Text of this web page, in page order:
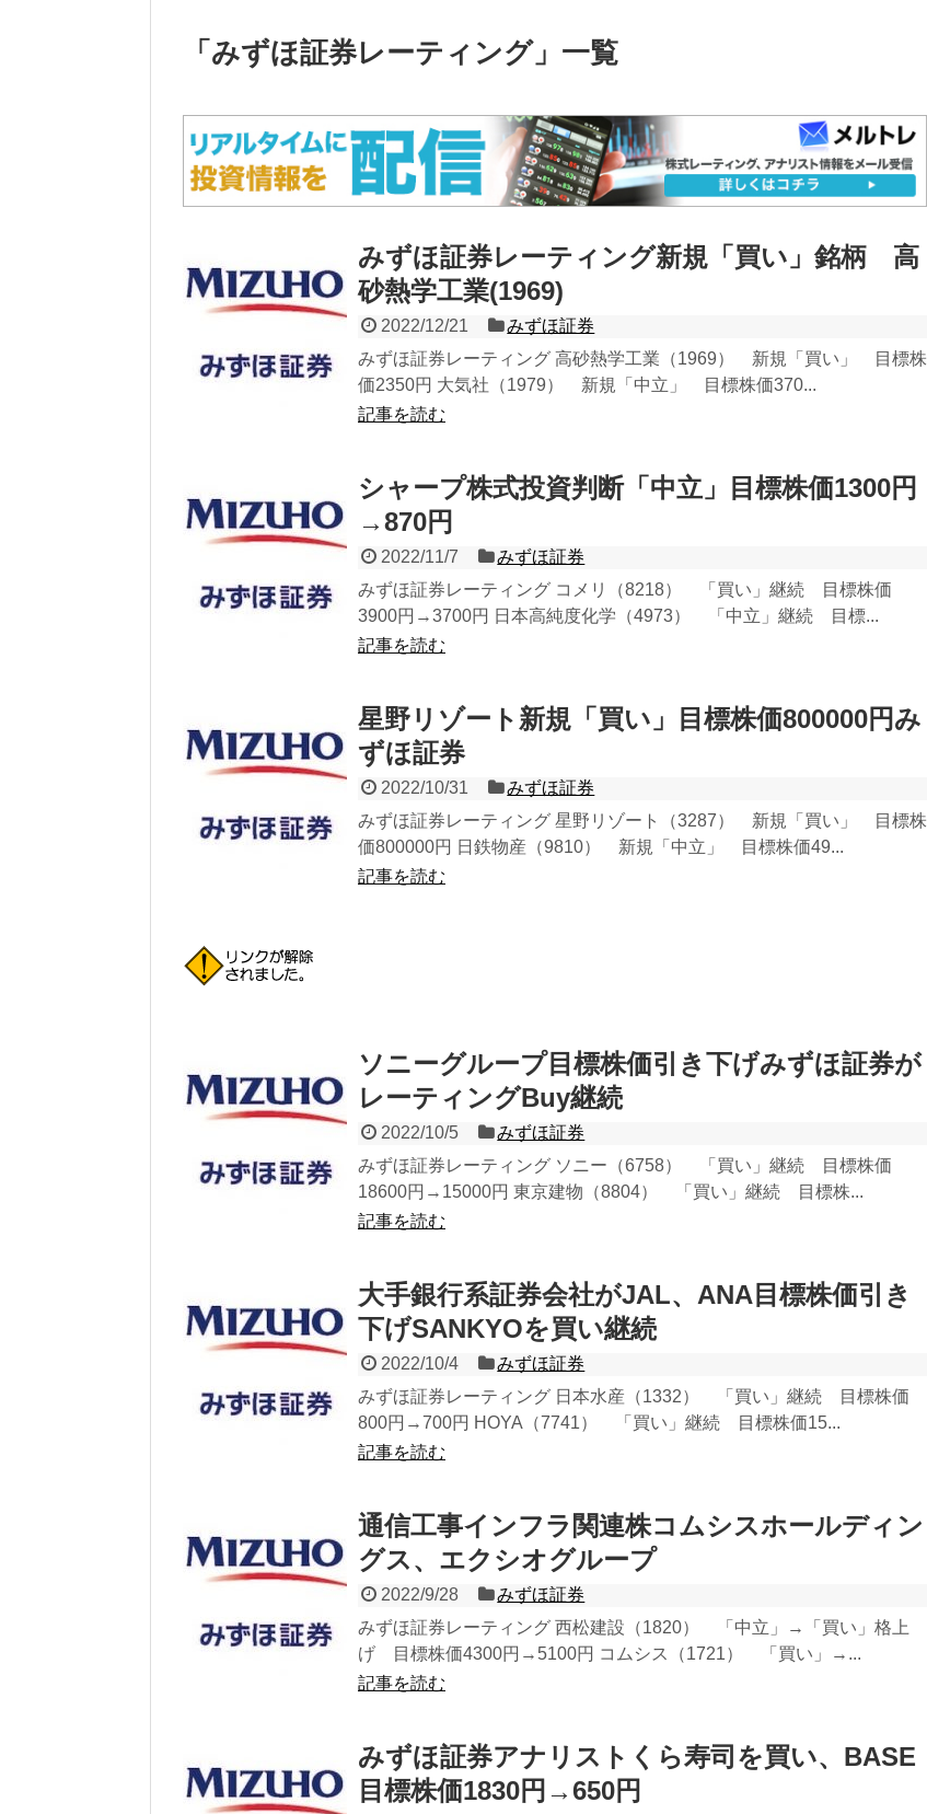
「 みずほ証券レーティング」 一覧
みずほ証券レーティング新規「買い」銘柄 高
砂熱学工業(1969)
2022/12/21
みずほ証券
みずほ証券レーティング 高砂熱学工業（1969） 新規「買い」 目標株
価2350円 大気社（1979） 新規「中立」 目標株価370...
記事を読む
シャープ株式投資判断「中立」目標株価1300円
→870円
2022/11/7
みずほ証券
みずほ証券レーティング コメリ（8218） 「買い」継続 目標株価
3900円→3700円 日本高純度化学（4973） 「中立」継続 目標...
記事を読む
星野リゾート新規「買い」目標株価800000円み
ずほ証券
2022/10/31
みずほ証券
みずほ証券レーティング 星野リゾート（3287） 新規「買い」 目標株
価800000円 日鉄物産（9810） 新規「中立」 目標株価49...
記事を読む
ソニーグループ目標株価引き下げみずほ証券が
レーティングBuy継続
2022/10/5
みずほ証券
みずほ証券レーティング ソニー（6758） 「買い」継続 目標株価
18600円→15000円 東京建物（8804） 「買い」継続 目標株...
記事を読む
大手銀行系証券会社がJAL、ANA目標株価引き
下げSANKYOを買い継続
2022/10/4
みずほ証券
みずほ証券レーティング 日本水産（1332） 「買い」継続 目標株価
800円→700円 HOYA（7741） 「買い」継続 目標株価15...
記事を読む
通信工事インフラ関連株コムシスホールディン
グス、エクシオグループ
2022/9/28
みずほ証券
みずほ証券レーティング 西松建設（1820） 「中立」→「買い」格上
げ 目標株価4300円→5100円 コムシス（1721） 「買い」→...
記事を読む
みずほ証券アナリストくら寿司を買い、BASE
目標株価1830円→650円